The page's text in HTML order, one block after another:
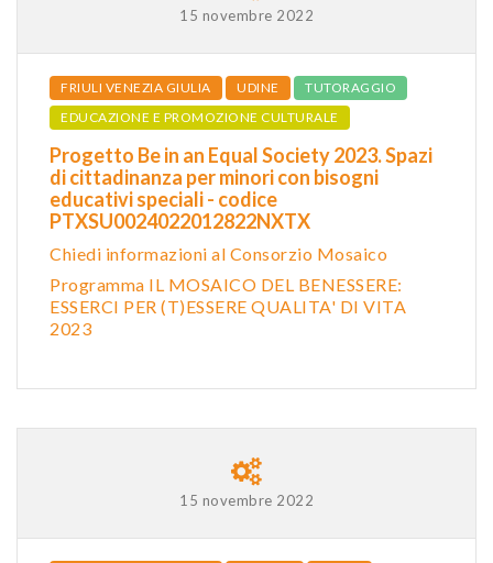
15 novembre 2022
FRIULI VENEZIA GIULIA UDINE
TUTORAGGIO
EDUCAZIONE E PROMOZIONE CULTURALE
Progetto Be in an Equal Society 2023. Spazi
di cittadinanza per minori con bisogni
educativi speciali - codice
PTXSU0024022012822NXTX
Chiedi informazioni al Consorzio Mosaico
Programma IL MOSAICO DEL BENESSERE:
ESSERCI PER (T)ESSERE QUALITA' DI VITA
2023
15 novembre 2022